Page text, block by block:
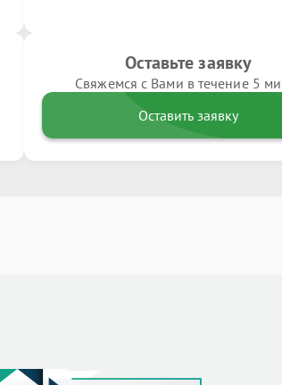
Оставьте заявку
Свяжемся с Вами в течение 5
Оставить заявку